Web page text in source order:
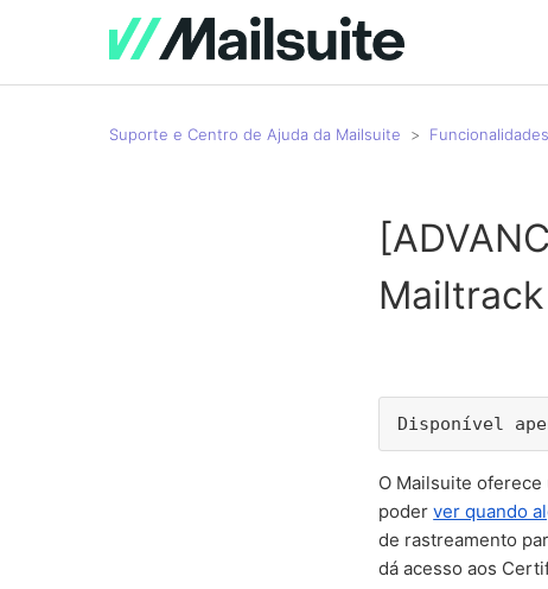
Suporte e Centro de Ajuda da Mailsuite
Mailtrack
Disponível
O Mailsuite
poderver quando
de rastreamento
dá acesso aos